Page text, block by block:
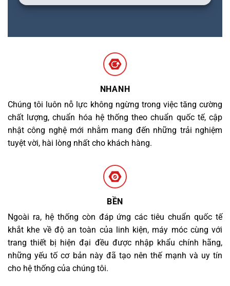
NHANH
Chúng tôi luôn nỗ lực không ngừng trong việc tăng cường
chất lượng, chuẩn hóa hệ thống theo chuẩn quốc tế, cập
nhật công nghệ mới nhằm mang đến những trải nghiệm
tuyệt vời, hài lòng nhất cho khách hàng.
BỀN
Ngoài ra, hệ thống còn đáp ứng các tiêu chuẩn quốc tế
khắt khe về độ an toàn của linh kiện, máy móc cùng với
trang thiết bị hiện đại đều được nhập khẩu chính hãng,
những yếu tố cơ bản này đã tạo nên thế mạnh và uy tín
cho hệ thống của chúng tôi.